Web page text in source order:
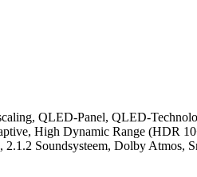
QLED-Panel, QLED-
High Dynamic Range (HDR
Soundsysteem, Dolby